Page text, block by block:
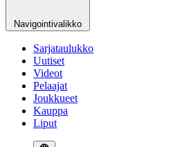
Navigointivalikko
Sarjataulukko
Uutiset
Videot
Pelaajat
Joukkueet
Kauppa
Liput